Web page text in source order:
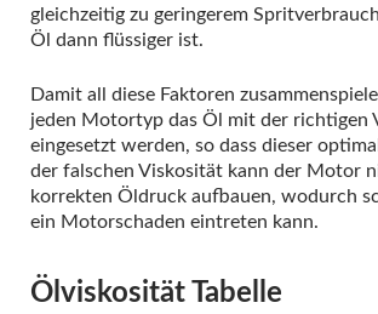
gleichzeitig zu geringerem
Öl dann flüssiger ist.
Damit all diese Faktoren
jeden Motortyp das Öl mit der richtigen
eingesetzt werden, so dass dieser
der falschen Viskosität kann der Motor
korrekten Öldruck aufbauen, wodurch
ein Motorschaden eintreten kann.
Ölviskosität Tabelle